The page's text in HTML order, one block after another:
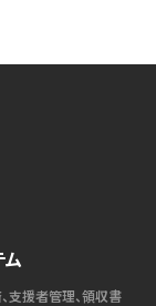
支援者管理、領収書